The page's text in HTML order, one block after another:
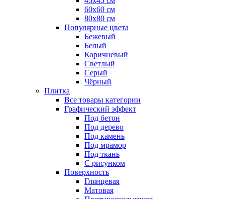
60x60 см
80x80 см
Популярные цвета
Бежевый
Белый
Коричневый
Светлый
Серый
Чёрный
Плитка
Все товары категории
Графический эффект
Под бетон
Под дерево
Под камень
Под мрамор
Под ткань
С рисунком
Поверхность
Глянцевая
Матовая